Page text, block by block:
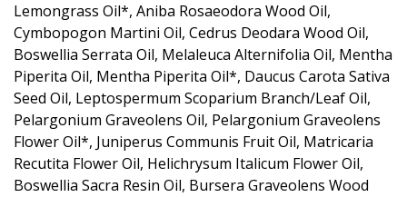
Lemongrass Oil*, Aniba Rosaeodora Wood Oil,
Cymbopogon Martini Oil, Cedrus Deodara Wood Oil,
Boswellia Serrata Oil, Melaleuca Alternifolia Oil, Mentha
Piperita Oil, Mentha Piperita Oil*, Daucus Carota Sativa
Seed Oil, Leptospermum Scoparium Branch/Leaf Oil,
Pelargonium Graveolens Oil, Pelargonium Graveolens
Flower Oil*, Juniperus Communis Fruit Oil, Matricaria
Recutita Flower Oil, Helichrysum Italicum Flower Oil,
Boswellia Sacra Resin Oil, Bursera Graveolens Wood